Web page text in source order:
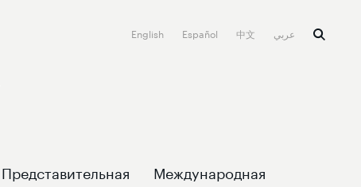
English Español 中文
Представительная Международная